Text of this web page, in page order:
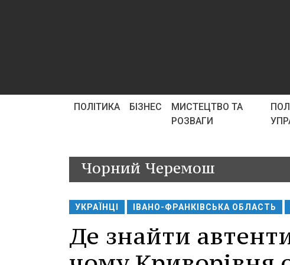
ПОЛІТИКА БІЗНЕС
МИСТЕЦТВО ТА
РОЗВАГИ
Чорний Черемош
УКРАЇНЦІ ІВАНО-ФРАНКІВСЬКА ОБЛАСТЬ
Де знайти